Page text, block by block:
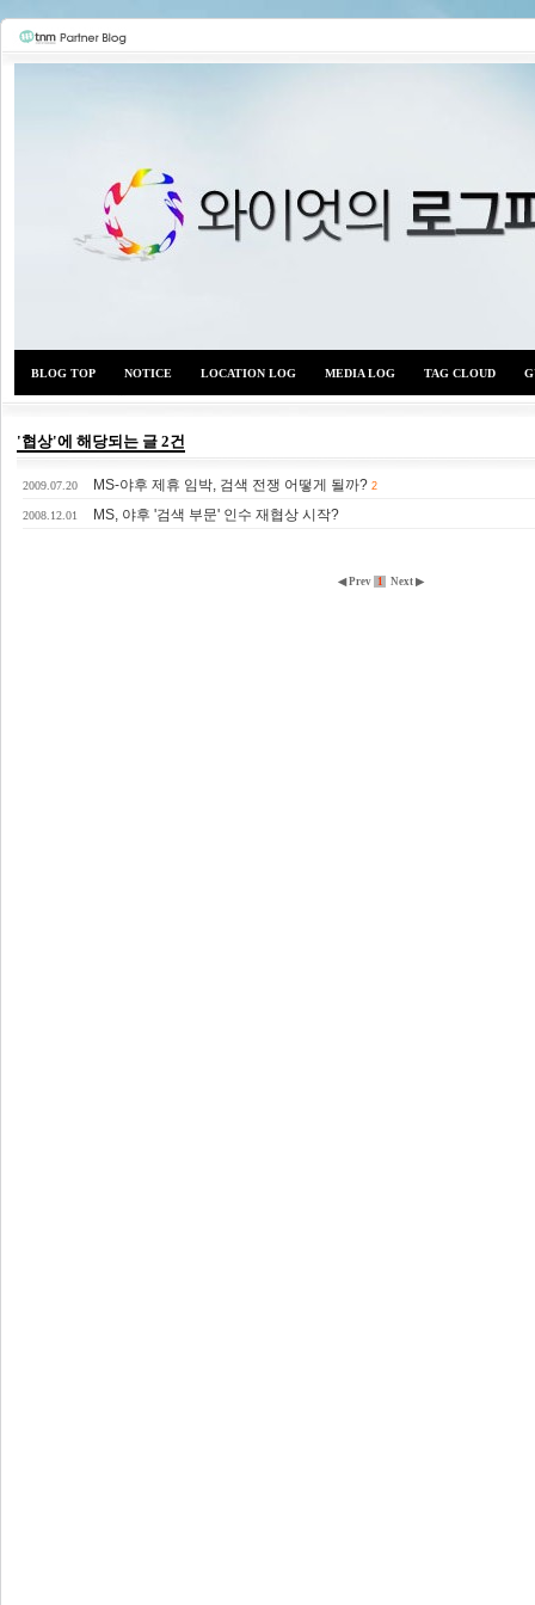
BLOG TOP NOTICE LOCATION LOG MEDIA LOG TAG CLOUD
'협상'에 해당되는 글 2건
2009.07.20 MS-야후 제휴 임박, 검색 전쟁 어떻게 될까? 2
2008.12.01 MS, 야후 '검색 부문' 인수 재협상 시작?
◀ Prev 1 Next ▶